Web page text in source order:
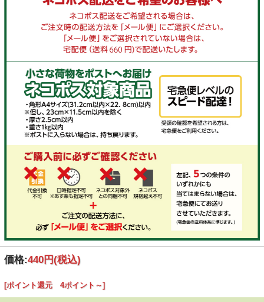
価格:440円(税込)
[ポイント還元 4ポイント～]